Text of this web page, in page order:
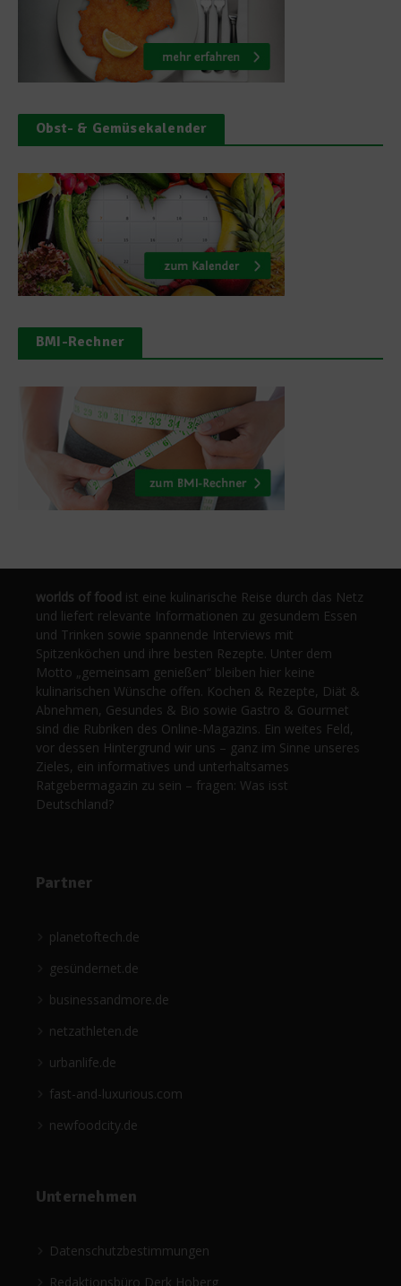
Obst- & Gemüsekalender
BMI-Rechner
worlds of food ist eine kulinarische Reise durch das Netz
und liefert relevante Informationen zu gesundem Essen
und Trinken sowie spannende Interviews mit
Spitzenköchen und ihre besten Rezepte. Unter dem
Motto „gemeinsam genießen“ bleiben hier keine
kulinarischen Wünsche offen. Kochen & Rezepte, Diät &
Abnehmen, Gesundes & Bio sowie Gastro & Gourmet
sind die Rubriken des Online-Magazins. Ein weites Feld,
vor dessen Hintergrund wir uns – ganz im Sinne unseres
Zieles, ein informatives und unterhaltsames
Ratgebermagazin zu sein – fragen: Was isst
Deutschland?
Partner
planetoftech.de
gesündernet.de
businessandmore.de
netzathleten.de
urbanlife.de
fast-and-luxurious.com
newfoodcity.de
Unternehmen
Datenschutzbestimmungen
Redaktionsbüro Derk Hoberg